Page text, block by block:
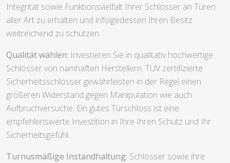
Integrität sowie Funktionsvielfalt Ihrer Schlösser an Türen
aller Art zu erhalten und infolgedessen Ihren Besitz
weitreichend zu schützen.
Qualität wählen: Investieren Sie in qualitativ hochwertige
Schlösser von namhaften Herstellern. TÜV zertifizierte
Sicherheitsschlösser gewährleisten in der Regel einen
größeren Widerstand gegen Manipulation wie auch
Aufbruchversuche. Ein gutes Türschloss ist eine
empfehlenswerte Investition in Ihre Ihren Schutz und Ihr
Sicherheitsgefühl.
Turnusmäßige Instandhaltung: Schlösser sowie ihre